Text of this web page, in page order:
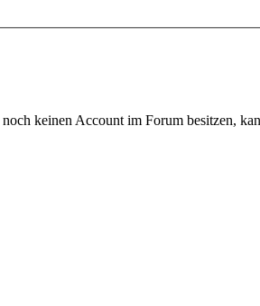
keinen Account im Forum besitzen,